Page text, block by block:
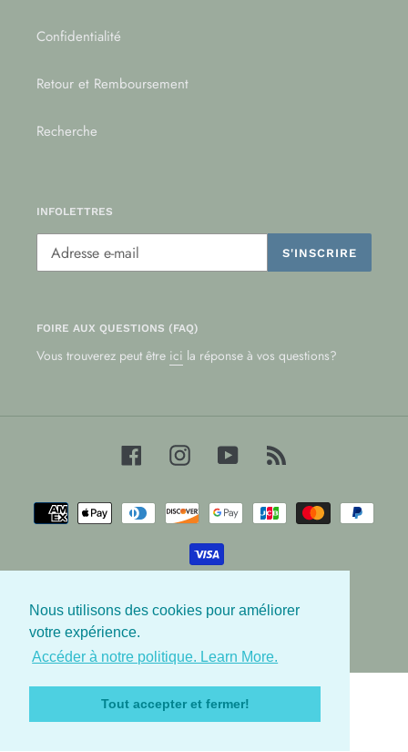
Nous utilisons des cookies pour améliorer
votre expérience.
Accéder à notre politique. Learn More.
Tout accepter et fermer!
Confidentialité
Retour et Remboursement
Recherche
INFOLETTRES
S'INSCRIRE
FOIRE AUX QUESTIONS (FAQ)
Vous trouverez peut être ici la réponse à vos questions?
FacebookInstagramYouTube
Moyens
de
paiement
© 2026,Les Babygators
Utilisez
flèches